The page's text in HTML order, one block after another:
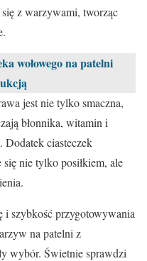
z warzywami, tworząc
wołowego na patelni
jest nie tylko smaczna,
błonnika, witamin i
Dodatek ciasteczek
nie tylko posiłkiem, ale
i szybkość przygotowywania
na patelni z
wybór. Świetnie sprawdzi